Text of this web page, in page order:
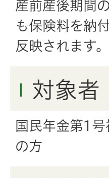
産前産後期間
も保険料を納
反映されます。
対象者
国民年金第1
の方